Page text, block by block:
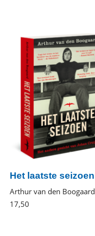
Het laatste seizoen
Arthur van den Boogaard
17,50